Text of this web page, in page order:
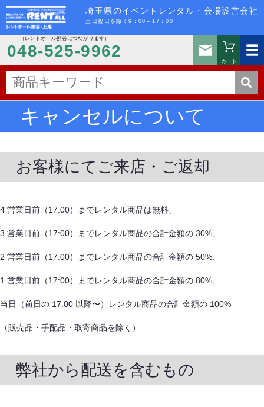
埼玉県のイベントレンタル・会場設営会社
土日祝日を除く9：00～17：00
（レントオール熊谷につながります）
048-525-9962 お問い
カート
キャンセルについて
お客様にてご来店・ご返却
4 営業日前（17:00）までレンタル商品は無料、
3 営業日前（17:00）までレンタル商品の合計金額の 30%、
2 営業日前（17:00）までレンタル商品の合計金額の 50%、
1 営業日前（17:00）までレンタル商品の合計金額の 80%、
当日（前日の 17:00 以降〜）レンタル商品の合計金額の 100%
（販売品・手配品・取寄商品を除く）
弊社から配送を含むもの